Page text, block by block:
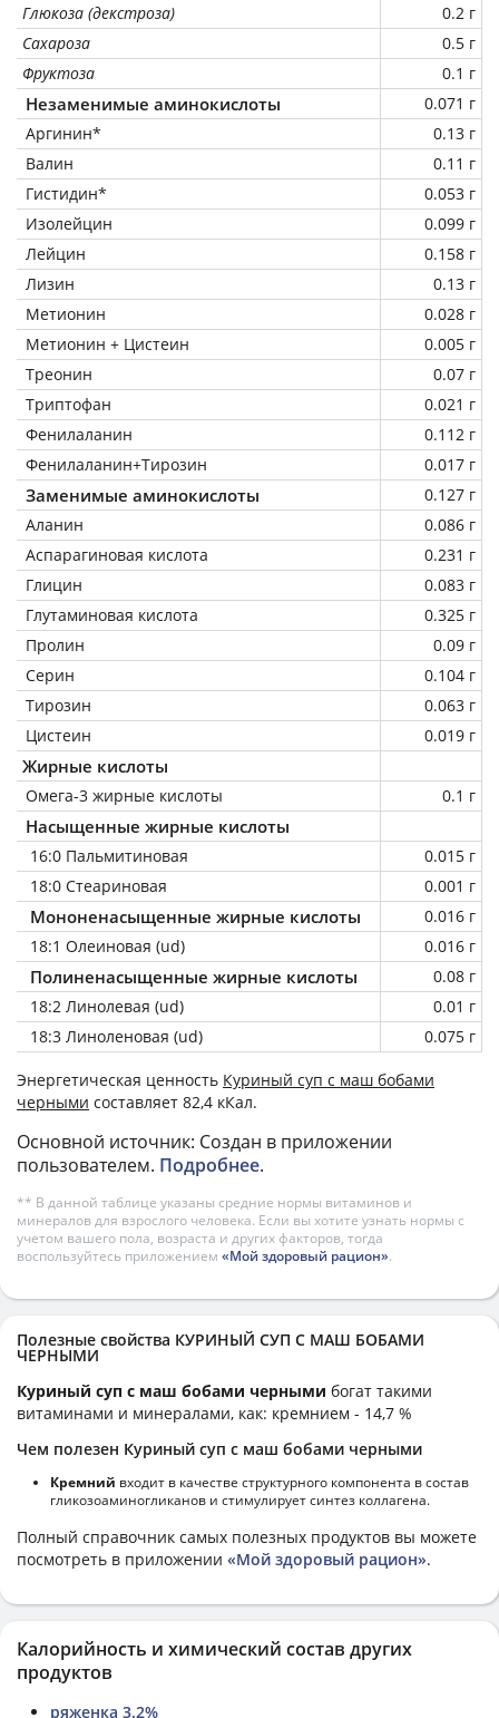
Глюкоза (декстроза)
0.2 г
Сахароза
0.5 г
Фруктоза
0.1 г
Незаменимые аминокислоты
0.071 г
Аргинин*
0.13 г
Валин
0.11 г
Гистидин*
0.053 г
Изолейцин
0.099 г
Лейцин
0.158 г
Лизин
0.13 г
Метионин
0.028 г
Метионин + Цистеин
0.005 г
Треонин
0.07 г
Триптофан
0.021 г
Фенилаланин
0.112 г
Фенилаланин+Тирозин
0.017 г
Заменимые аминокислоты
0.127 г
Аланин
0.086 г
Аспарагиновая кислота
0.231 г
Глицин
0.083 г
Глутаминовая кислота
0.325 г
Пролин
0.09 г
Серин
0.104 г
Тирозин
0.063 г
Цистеин
0.019 г
Жирные кислоты
Омега-3 жирные кислоты 0.1 г
Насыщенные жирные кислоты
16:0 Пальмитиновая
0.015 г
18:0 Стеариновая
0.001 г
Мононенасыщенные жирные кислоты
0.016 г
18:1 Олеиновая (ud)
0.016 г
Полиненасыщенные жирные кислоты
0.08 г
18:2 Линолевая (ud)
0.01 г
18:3 Линоленовая (ud)
0.075 г
Энергетическая ценность Куриный суп с маш бобами
черными составляет 82,4 кКал.
Основной источник: Создан в приложении
пользователем. Подробнее.
** В данной таблице указаны средние нормы витаминов и
минералов для взрослого человека. Если вы хотите узнать нормы с
учетом вашего пола, возраста и других факторов, тогда
воспользуйтесь приложением «Мой здоровый рацион».
Полезные свойства КУРИНЫЙ СУП С МАШ БОБАМИ
ЧЕРНЫМИ
Куриный суп с маш бобами черными богат такими
витаминами и минералами, как: кремнием - 14,7 %
Чем полезен Куриный суп с маш бобами черными
Кремний входит в качестве структурного компонента в состав
гликозоаминогликанов и стимулирует синтез коллагена.
Полный справочник самых полезных продуктов вы можете
посмотреть в приложении «Мой здоровый рацион».
Калорийность и химический состав других
продуктов
ряженка 3.2%